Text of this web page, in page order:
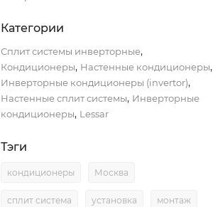
Категории
Сплит системы инверторные,
Кондиционеры, Настенные кондиционеры,
Инверторные кондиционеры (invertor),
Настенные сплит системы, Инверторные
кондиционеры, Lessar
Тэги
кондиционеры Москва
сплит система установка монтаж